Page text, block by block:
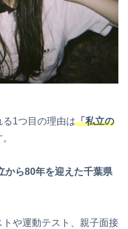
1つ目の理由は「私立の
から80年を迎えた千葉県
や運動テスト、親子面接